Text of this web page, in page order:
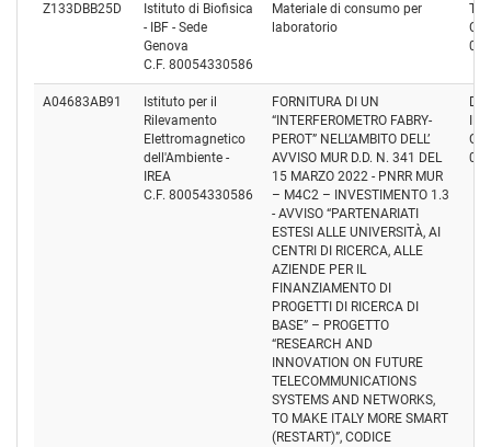
Z133DBB25D
Istituto di Biofisica
- IBF - Sede
Genova
C.F. 80054330586
Materiale di consumo per
laboratorio
A04683AB91
Istituto per il
Rilevamento
Elettromagnetico
dell'Ambiente -
IREA
C.F. 80054330586
FORNITURA DI UN
“INTERFEROMETRO FABRY-
PEROT” NELL’AMBITO DELL’
AVVISO MUR D.D. N. 341 DEL
15 MARZO 2022 - PNRR MUR
– M4C2 – INVESTIMENTO 1.3
- AVVISO “PARTENARIATI
ESTESI ALLE UNIVERSITÀ, AI
CENTRI DI RICERCA, ALLE
AZIENDE PER IL
FINANZIAMENTO DI
PROGETTI DI RICERCA DI
BASE” – PROGETTO
“RESEARCH AND
INNOVATION ON FUTURE
TELECOMMUNICATIONS
SYSTEMS AND NETWORKS,
TO MAKE ITALY MORE SMART
(RESTART)”, CODICE
DB